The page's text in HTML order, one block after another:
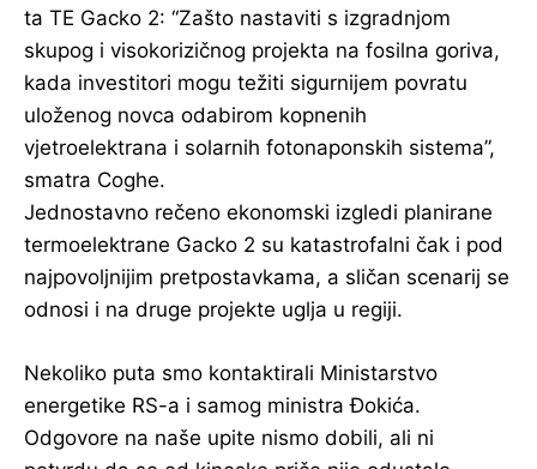
ta TE Gacko 2: “Zašto nastaviti s izgradnjom
skupog i visokorizičnog projekta na fosilna goriva,
kada investitori mogu težiti sigurnijem povratu
uloženog novca odabirom kopnenih
vjetroelektrana i solarnih fotonaponskih sistema”,
smatra Coghe.
Jednostavno rečeno ekonomski izgledi planirane
termoelektrane Gacko 2 su katastrofalni čak i pod
najpovoljnijim pretpostavkama, a sličan scenarij se
odnosi i na druge projekte uglja u regiji.
Nekoliko puta smo kontaktirali Ministarstvo
energetike RS-a i samog ministra Đokića.
Odgovore na naše upite nismo dobili, ali ni